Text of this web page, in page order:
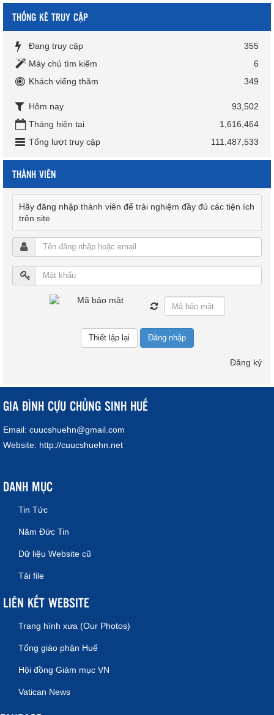
THỐNG KÊ TRUY CẬP
Đang truy cập
355
Máy chủ tìm kiếm
6
Khách viếng thăm
349
Hôm nay
93,502
Tháng hiện tại
1,616,464
Tổng lượt truy cập
111,487,533
THÀNH VIÊN
Hãy đăng nhập thành viên để trải nghiệm đầy đủ các tiện ích
trên site
Đăng nhập
Đăng ký
GIA ĐÌNH CỰU CHỦNG SINH HUẾ
Email: cuucshuehn@gmail.com
Website: http://cuucshuehn.net
DANH MỤC
Tin Tức
Năm Đức Tin
Dữ liệu Website cũ
Tải file
LIÊN KẾT WEBSITE
Trang hình xưa (Our Photos)
Tổng giáo phận Huế
Hội đồng Giám mục VN
Vatican News